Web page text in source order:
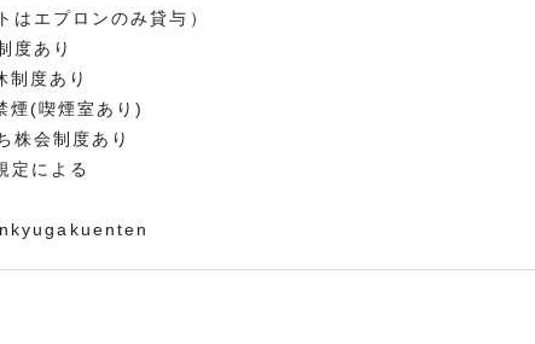
はエプロンのみ貸与）
度あり
制度あり
煙(喫煙室あり)
株会制度あり
定による